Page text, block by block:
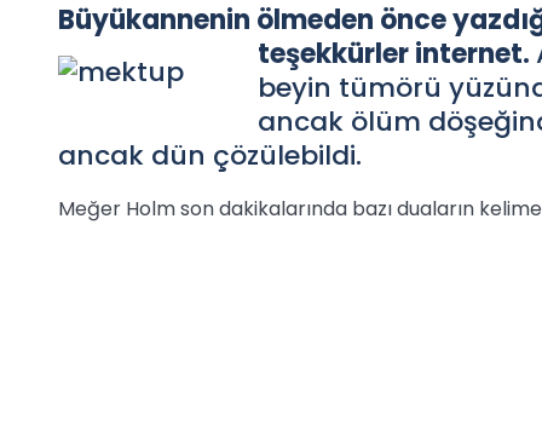
Büyükannenin ölmeden önce
teşekkürler internet.
beyin tümörü
ancak ölüm
ancak dün çözülebildi.
Meğer Holm son dakikalarında bazı duaların